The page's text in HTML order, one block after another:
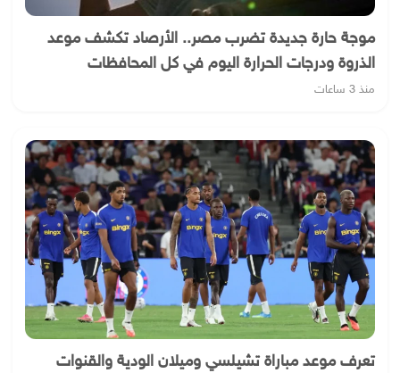
موجة حارة جديدة تضرب مصر.. الأرصاد تكشف موعد
الذروة ودرجات الحرارة اليوم في كل المحافظات
منذ 3 ساعات
تعرف موعد مباراة تشيلسي وميلان الودية والقنوات